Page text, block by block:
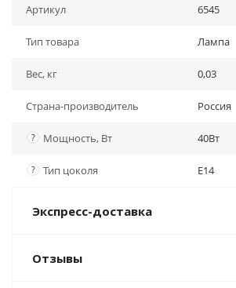
Артикул 6545
Тип товара Лампа
Вес, кг 0,03
Страна-производитель Россия
? Мощность, Вт 40Вт
? Тип цоколя Е14
Экспресс-доставка
Отзывы